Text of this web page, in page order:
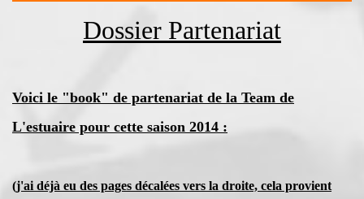
Dossier Partenariat
Voici le "book" de partenariat de la Team de
L'estuaire pour cette saison 2014 :
(j'ai déjà eu des pages décalées vers la droite, cela provient